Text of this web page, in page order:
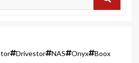
Drivestor NAS Onyx Boox